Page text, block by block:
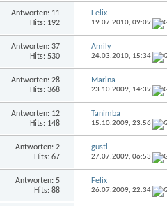
Antworten: 11
Hits: 192
Felix
19.07.2010, 09:09
Antworten: 37
Hits: 530
Amily
24.03.2010, 15:34
Antworten: 28
Hits: 368
Marina
23.10.2009, 14:39
Antworten: 12
Hits: 148
Tanimba
15.10.2009, 23:56
Antworten: 2
Hits: 67
gustl
27.07.2009, 06:53
Antworten: 5
Hits: 88
Felix
26.07.2009, 22:34